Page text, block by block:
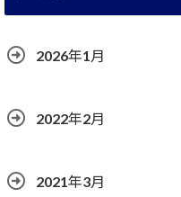
2026年1月
2022年2月
2021年3月